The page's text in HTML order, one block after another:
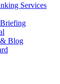
Services
& Blog